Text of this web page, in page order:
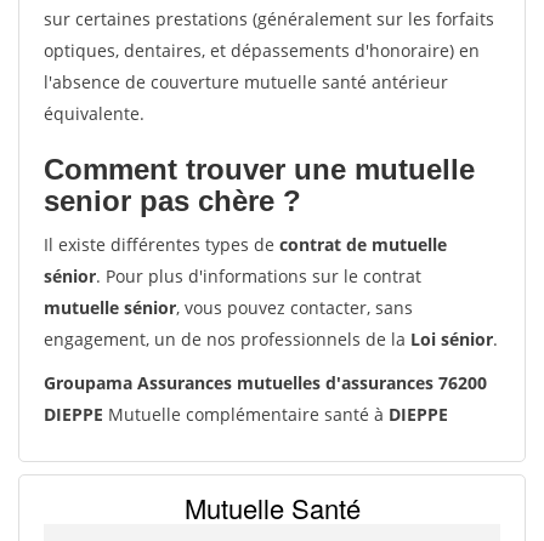
sur certaines prestations (généralement sur les forfaits
optiques, dentaires, et dépassements d'honoraire) en
l'absence de couverture mutuelle santé antérieur
équivalente.
Comment trouver une mutuelle
senior pas chère ?
Il existe différentes types de contrat de mutuelle
sénior. Pour plus d'informations sur le contrat
mutuelle sénior, vous pouvez contacter, sans
engagement, un de nos professionnels de la Loi sénior.
Groupama Assurances mutuelles d'assurances 76200
DIEPPE Mutuelle complémentaire santé à DIEPPE